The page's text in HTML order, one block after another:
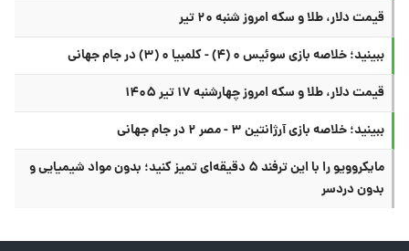
قیمت دلار، طلا و سکه امروز شنبه ۲۰ تیر
ببینید؛ خلاصه بازی سوئیس ۰ (۴) - کلمبیا ۰ (۳) در جام جهانی
قیمت دلار، طلا و سکه امروز چهارشنبه ۱۷ تیر ۱۴۰۵
ببینید؛ خلاصه بازی آرژانتین ۳ - مصر ۲ در جام جهانی
مایکروویو را با این ترفند ۵ دقیقه‌ای تمیز کنید؛ بدون مواد شیمیایی و
بدون دردسر